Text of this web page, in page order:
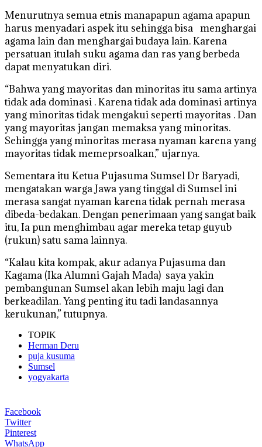
Menurutnya semua etnis manapapun agama apapun
harus menyadari aspek itu sehingga bisa menghargai
agama lain dan menghargai budaya lain. Karena
persatuan itulah suku agama dan ras yang berbeda
dapat menyatukan diri.
“Bahwa yang mayoritas dan minoritas itu sama artinya
tidak ada dominasi . Karena tidak ada dominasi artinya
yang minoritas tidak mengakui seperti mayoritas . Dan
yang mayoritas jangan memaksa yang minoritas.
Sehingga yang minoritas merasa nyaman karena yang
mayoritas tidak memeprsoalkan,” ujarnya.
Sementara itu Ketua Pujasuma Sumsel Dr Baryadi,
mengatakan warga Jawa yang tinggal di Sumsel ini
merasa sangat nyaman karena tidak pernah merasa
dibeda-bedakan. Dengan penerimaan yang sangat baik
itu, Ia pun menghimbau agar mereka tetap guyub
(rukun) satu sama lainnya.
“Kalau kita kompak, akur adanya Pujasuma dan
Kagama (Ika Alumni Gajah Mada) saya yakin
pembangunan Sumsel akan lebih maju lagi dan
berkeadilan. Yang penting itu tadi landasannya
kerukunan,” tutupnya.
TOPIK
Herman Deru
puja kusuma
Sumsel
yogyakarta
Facebook
Twitter
Pinterest
WhatsApp